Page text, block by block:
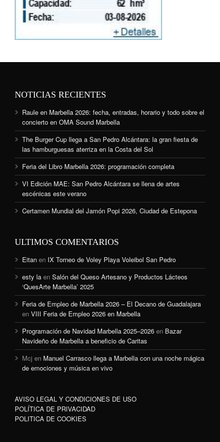
NOTICIAS RECIENTES
Raule en Marbella 2026: fecha, entradas, horario y todo sobre el
concierto en OMA Sound Marbella
The Burger Cup llega a San Pedro Alcántara: la gran fiesta de
las hamburguesas aterriza en la Costa del Sol
Feria del Libro Marbella 2026: programación completa
VI Edición MAE: San Pedro Alcántara se llena de artes
escénicas este verano
Certamen Mundial del Jamón Popi 2026, Ciudad de Estepona
ULTIMOS COMENTARIOS
Eitan en IX Torneo de Voley Playa Voleibol San Pedro
esty la en Salón del Queso Artesano y Productos Lácteos
‘QuesArte Marbella’ 2025
Feria de Empleo de Marbella 2026 – El Decano de Guadalajara
en VIII Feria de Empleo 2026 en Marbella
Programación de Navidad Marbella 2025–2026 en Bazar
Navideño de Marbella a beneficio de Caritas
Mcj en Manuel Carrasco llega a Marbella con una noche mágica
de emociones y música en vivo
AVISO LEGAL Y CONDICIONES DE USO
POLÍTICA DE PRIVACIDAD
POLITICA DE COOKIES